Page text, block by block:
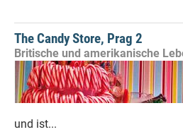
The Candy Store, Prag 2
Britische und amerikanische
und ist...